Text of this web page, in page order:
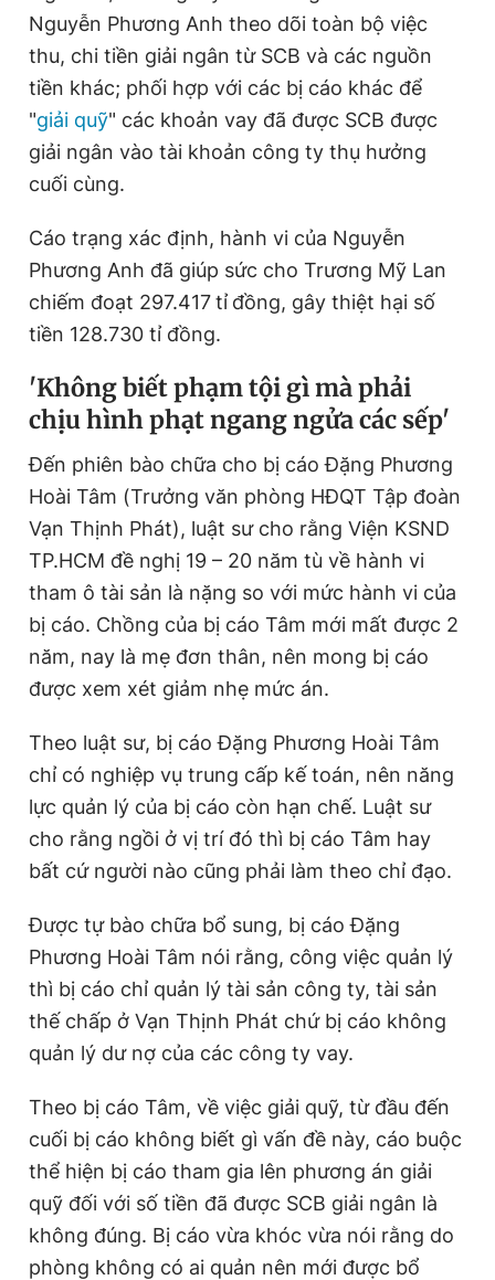
Nguyễn Phương Anh theo dõi toàn bộ việc
thu, chi tiền giải ngân từ SCB và các nguồn
tiền khác; phối hợp với các bị cáo khác để
"giải quỹ" các khoản vay đã được SCB được
giải ngân vào tài khoản công ty thụ hưởng
cuối cùng.
Cáo trạng xác định, hành vi của Nguyễn
Phương Anh đã giúp sức cho Trương Mỹ Lan
chiếm đoạt 297.417tỉ đồng, gây thiệt hại số
tiền 128.730 tỉ đồng.
'Không biết phạm tội gì mà phải
chịu hình phạt ngang ngửa các sếp'
Đến phiên bào chữa cho bị cáo Đặng Phương
Hoài Tâm (Trưởng văn phòng HĐQT Tập đoàn
Vạn Thịnh Phát), luật sư cho rằng Viện KSND
TP.HCM đề nghị 19 – 20 năm tù về hành vi
tham ô tài sản là nặng so với mức hành vi của
bị cáo. Chồng của bị cáo Tâm mới mất được 2
năm, nay là mẹ đơn thân, nên mong bị cáo
được xem xét giảm nhẹ mức án.
Theo luật sư, bị cáo Đặng Phương Hoài Tâm
chỉ có nghiệp vụ trung cấp kế toán, nên năng
lực quản lý của bị cáo còn hạn chế. Luật sư
cho rằng ngồi ở vị trí đó thì bị cáo Tâm hay
bất cứ người nào cũng phải làm theo chỉ đạo.
Được tự bào chữa bổ sung, bị cáo Đặng
Phương Hoài Tâm nói rằng, công việc quản lý
thì bị cáo chỉ quản lý tài sản công ty, tài sản
thế chấp ở Vạn Thịnh Phát chứ bị cáo không
quản lý dư nợ của các công ty vay.
Theo bị cáo Tâm, về việc giải quỹ, từ đầu đến
cuối bị cáo không biết gì vấn đề này, cáo buộc
thể hiện bị cáo tham gia lên phương án giải
quỹ đối với số tiền đã được SCB giải ngân là
không đúng. Bị cáo vừa khóc vừa nói rằng do
phòng không có ai quản nên mới được bổ